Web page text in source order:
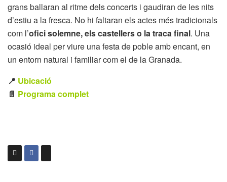
grans ballaran al ritme dels concerts i gaudiran de les nits
d’estiu a la fresca. No hi faltaran els actes més tradicionals
com l’ofici solemne, els castellers o la traca final. Una
ocasió ideal per viure una festa de poble amb encant, en
un entorn natural i familiar com el de la Granada.
📍 Ubicació
📄 Programa complet